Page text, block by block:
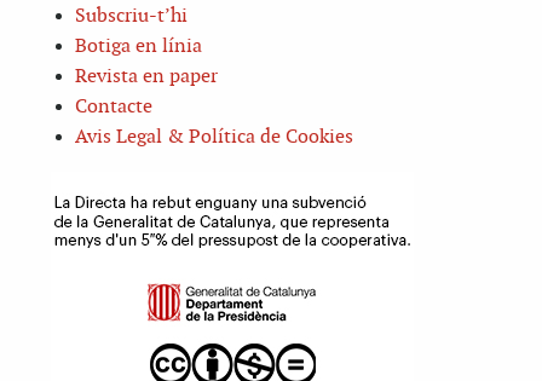
Subscriu-t’hi
Botiga en línia
Revista en paper
Contacte
Avis Legal & Política de Cookies